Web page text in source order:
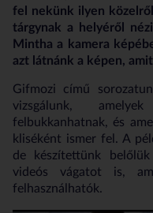
fel nekünk ilyen
tárgynak a helyéről
Mintha a kamera
azt látnánk a képen,
Gifmozi című
vizsgálunk,
felbukkanhatnak, és
kliséként ismer fel. A
de készítettünk
videós vágatot is,
felhasználhatók.